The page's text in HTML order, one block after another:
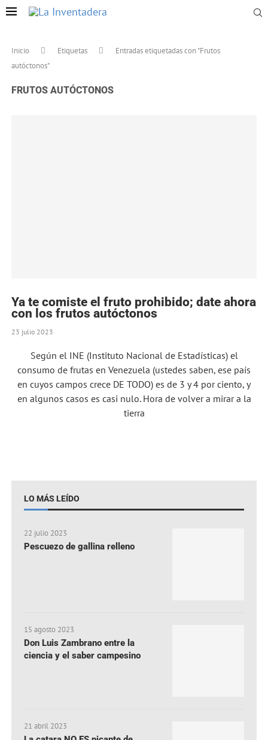
Inicio Etiquetas
Entradas etiquetadas con "Frutos
autóctonos"
FRUTOS AUTÓCTONOS
Ya te comiste el fruto prohibido; date ahora
con los frutos autóctonos
23 julio 2023
Según el INE (Instituto Nacional de Estadísticas) el
consumo de frutas en Venezuela (ustedes saben, ese país
en cuyos campos crece DE TODO) es de 3 y 4 por ciento, y
en algunos casos es casi nulo. Hora de volver a mirar a la
tierra
LO MÁS LEÍDO
22 julio 2023
Pescuezo de gallina relleno
15 agosto 2023
Don Luis Zambrano entre la
ciencia y el saber campesino
21 abril 2023